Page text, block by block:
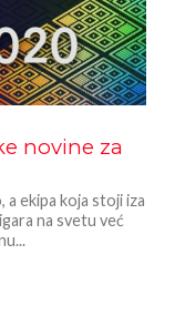
novine za
a ekipa koja stoji iza
na svetu već